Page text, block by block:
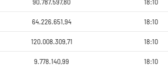
90.787.597,80 18:10
64.226.651,94 18:10
120.008.309,71 18:10
9.778.140,99 18:10